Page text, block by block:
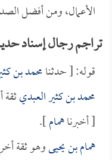
الأعمال، ومن أفضل
تراجم رجال إسناد
قوله: [ حدثنامحمد بن
محمد بن كثير العبدي
[ أخبرناهمام].
همام بن يحيىوهو ثقة